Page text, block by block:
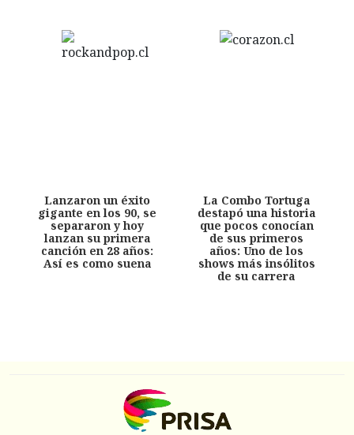
Lanzaron un éxito
gigante en los 90, se
separaron y hoy
lanzan su primera
canción en 28 años:
Así es como suena
La Combo Tortuga
destapó una historia
que pocos conocían
de sus primeros
años: Uno de los
shows más insólitos
de su carrera